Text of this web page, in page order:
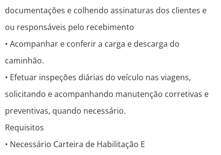
documentações e colhendo assinaturas dos clientes e
ou responsáveis pelo recebimento
• Acompanhar e conferir a carga e descarga do
caminhão.
• Efetuar inspeções diárias do veículo nas viagens,
solicitando e acompanhando manutenção corretivas e
preventivas, quando necessário.
Requisitos
• Necessário Carteira de Habilitação E